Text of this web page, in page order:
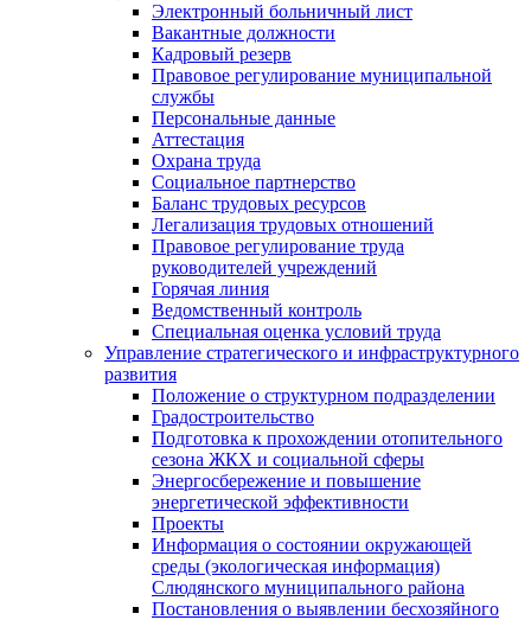
Электронный больничный лист
Вакантные должности
Кадровый резерв
Правовое регулирование муниципальной
службы
Персональные данные
Аттестация
Охрана труда
Социальное партнерство
Баланс трудовых ресурсов
Легализация трудовых отношений
Правовое регулирование труда
руководителей учреждений
Горячая линия
Ведомственный контроль
Специальная оценка условий труда
Управление стратегического и инфраструктурного
развития
Положение о структурном подразделении
Градостроительство
Подготовка к прохождении отопительного
сезона ЖКХ и социальной сферы
Энергосбережение и повышение
энергетической эффективности
Проекты
Информация о состоянии окружающей
среды (экологическая информация)
Слюдянского муниципального района
Постановления о выявлении бесхозяйного